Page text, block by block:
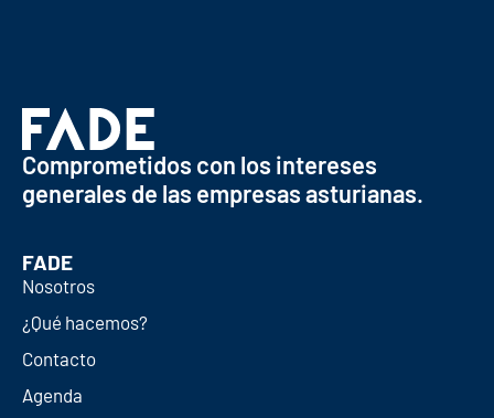
Comprometidos con los intereses
generales de las empresas asturianas.
FADE
Nosotros
¿Qué hacemos?
Contacto
Agenda